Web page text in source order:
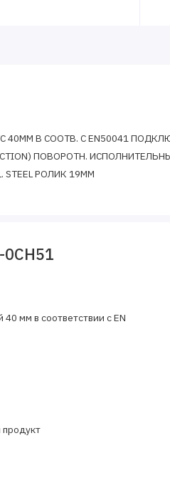
В СООТВ. С EN50041
ПОВОРОТН.
STEEL РОЛИК 19MM
мм в соответствии с EN
продукт